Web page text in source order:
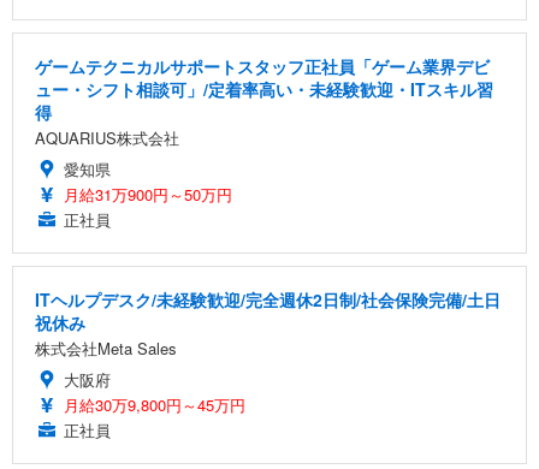
ゲームテクニカルサポートスタッフ正社員「ゲーム業界デビ
ュー・シフト相談可」/定着率高い・未経験歓迎・ITスキル習
得
AQUARIUS株式会社
愛知県
月給31万900円～50万円
正社員
ITヘルプデスク/未経験歓迎/完全週休2日制/社会保険完備/土日
祝休み
株式会社Meta Sales
大阪府
月給30万9,800円～45万円
正社員